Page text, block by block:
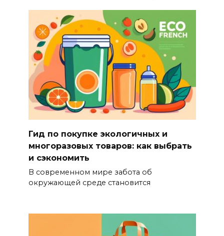
Гид по покупке экологичных и
многоразовых товаров: как выбрать
и сэкономить
В современном мире забота об
окружающей среде становится